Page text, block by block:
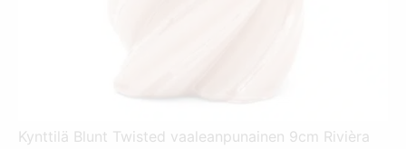
Kynttilä Blunt Twisted vaaleanpunainen 9cm Rivièra